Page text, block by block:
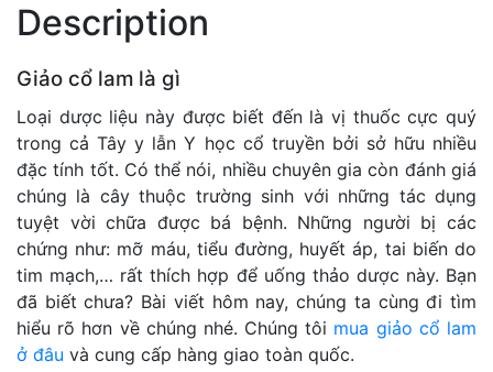
Description
Giảo cổ lam là gì
Loại dược liệu này được biết đến là vị thuốc cực quý
trong cả Tây y lẫn Y học cổ truyền bởi sở hữu nhiều
đặc tính tốt. Có thể nói, nhiều chuyên gia còn đánh giá
chúng là cây thuộc trường sinh với những tác dụng
tuyệt vời chữa được bá bệnh. Những người bị các
chứng như: mỡ máu, tiểu đường, huyết áp, tai biến do
tim mạch,… rất thích hợp để uống thảo dược này. Bạn
đã biết chưa? Bài viết hôm nay, chúng ta cùng đi tìm
hiểu rõ hơn về chúng nhé. Chúng tôi mua giảo cổ lam
ở đâu và cung cấp hàng giao toàn quốc.